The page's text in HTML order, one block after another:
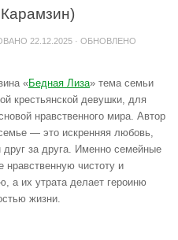
22.12.2025 · ОБНОВЛЕНО
«Бедная Лиза» тема семьи
крестьянской девушки, для
нравственного мира. Автор
— это искренняя любовь,
друг за друга. Именно семейные
чистоту и
а их утрата делает героиню
жизни.